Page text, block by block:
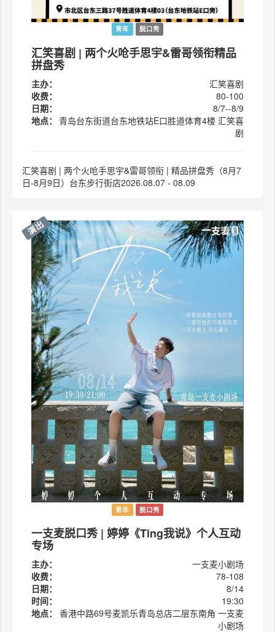
青年 脱口秀
汇笑喜剧 | 两个火呛手思宇&雷哥领衔精品
拼盘秀
主办：
汇笑喜剧
收费：
80-100
日期：
8/7--8/9
地点： 青岛台东街道台东地铁站E口胜道体育4楼 汇笑喜
剧
汇笑喜剧 | 两个火呛手思宇&雷哥领衔 | 精品拼盘秀（8月7
日-8月9日）台东步行街店2026.08.07 - 08.09
演出
青年 脱口秀
一支麦脱口秀 | 婷婷《Ting我说》个人互动
专场
主办：
一支麦小剧场
收费：
78-108
日期：
8/14
时间：
19:30
地点：
香港中路69号麦凯乐青岛总店二层东南角 一支麦
小剧场